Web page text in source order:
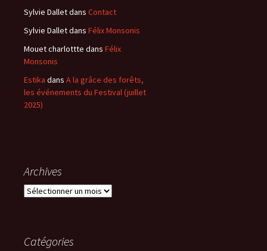
Sylvie Dalletdans Contact
Sylvie Dalletdans Félix Monsonis
Mouet charlottte dans Félix
Monsonis
Estika dans A la grâce des forêts,
les événements du Festival (juillet
2025)
Archives
Archives
Catégories